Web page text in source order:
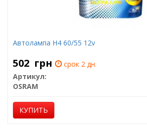
Автолампа H4 60/55 12v
502 грн
срок 2 дн.
Артикул:
OSRAM
КУПИТЬ